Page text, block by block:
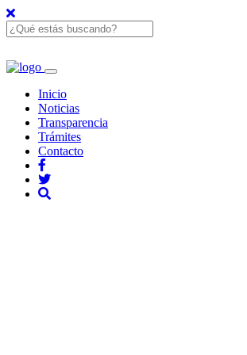
Inicio
Noticias
Transparencia
Trámites
Contacto